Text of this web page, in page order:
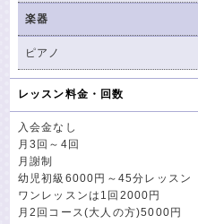
楽器
ピアノ
レッスン料金・回数
入会金なし
月3回～4回
月謝制
幼児初級6000円～45分レッスン
ワンレッスンは1回2000円
月2回コース(大人の方)5000円